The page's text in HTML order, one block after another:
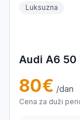
Luksuzna
Audi A6 50
80€ /dan
Cena za duži